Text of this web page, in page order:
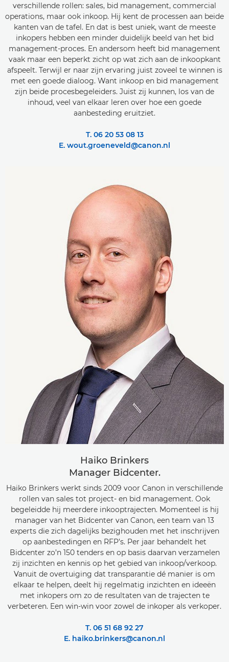
verschillende rollen: sales, bid management, commercial
operations, maar ook inkoop. Hij kent de processen aan beide
kanten van de tafel. En dat is best uniek, want de meeste
inkopers hebben een minder duidelijk beeld van het bid
management-proces. En andersom heeft bid management
vaak maar een beperkt zicht op wat zich aan de inkoopkant
afspeelt. Terwijl er naar zijn ervaring juist zoveel te winnen is
met een goede dialoog. Want inkoop en bid management
zijn beide procesbegeleiders. Juist zij kunnen, los van de
inhoud, veel van elkaar leren over hoe een goede
aanbesteding eruitziet.
T. 06 20 53 08 13
E. wout.groeneveld@canon.nl
Haiko Brinkers
Manager Bidcenter.
Haiko Brinkers werkt sinds 2009 voor Canon in verschillende
rollen van sales tot project- en bid management. Ook
begeleidde hij meerdere inkooptrajecten. Momenteel is hij
manager van het Bidcenter van Canon, een team van 13
experts die zich dagelijks bezighouden met het inschrijven
op aanbestedingen en RFP’s. Per jaar behandelt het
Bidcenter zo’n 150 tenders en op basis daarvan verzamelen
zij inzichten en kennis op het gebied van inkoop/verkoop.
Vanuit de overtuiging dat transparantie dé manier is om
elkaar te helpen, deelt hij regelmatig inzichten en ideeën
met inkopers om zo de resultaten van de trajecten te
verbeteren. Een win-win voor zowel de inkoper als verkoper.
T. 06 51 68 92 27
E. haiko.brinkers@canon.nl